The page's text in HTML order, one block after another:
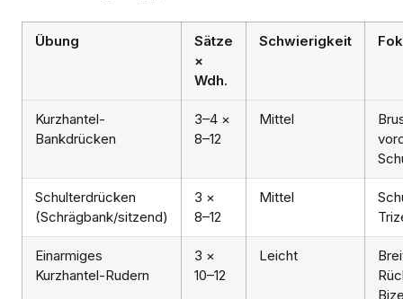
Übung
Sätze
×
Wdh.
Schwierigkeit
Kurzhantel-
Bankdrücken
3–4 ×
8–12
Mittel
Schulterdrücken
(Schrägbank/sitzend)
3 ×
8–12
Mittel
Einarmiges
Kurzhantel-Rudern
3 ×
10–12
Leicht